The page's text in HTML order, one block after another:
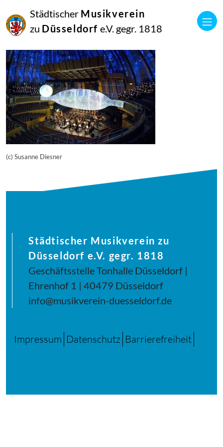
Städtischer Musikverein
zu Düsseldorf e.V. gegr. 1818
September
2014
Manfred Hill
(c) Susanne Diesner
Städtischer Musikverein zu
Düsseldorf e.V. gegr. 1818
Geschäftsstelle Tonhalle Düsseldorf |
Ehrenhof 1 | 40479 Düsseldorf
info@musikverein-duesseldorf.de
Impressum Datenschutz Barrierefreiheit